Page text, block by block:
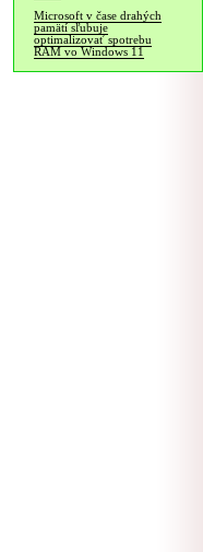
Microsoft v čase drahých
pamätí sľubuje
optimalizovať spotrebu
RAM vo Windows 11